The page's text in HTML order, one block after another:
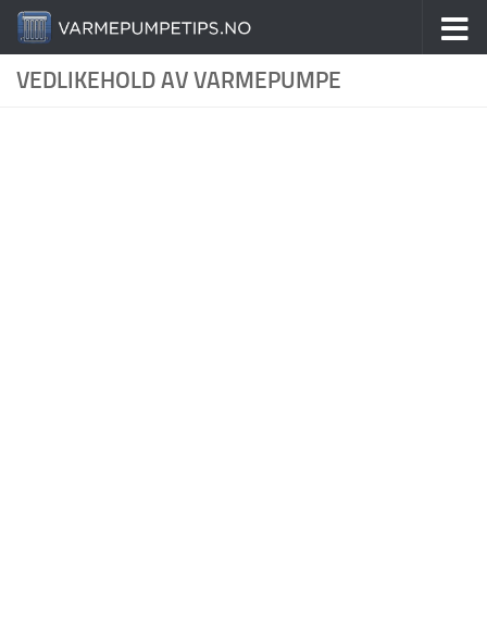
Skip to content
VEDLIKEHOLD AV VARMEPUMPE